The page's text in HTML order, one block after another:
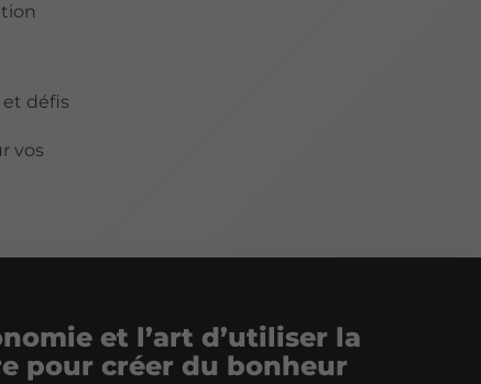
défis
vos
et l’art d’utiliser la
pour créer du bonheur